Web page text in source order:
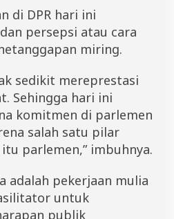
di DPR hari ini
persepsi atau cara
miring.
sedikit mereprestasi
Sehingga hari ini
komitmen di parlemen
salah satu pilar
parlemen,” imbuhnya.
adalah pekerjaan mulia
untuk
publik